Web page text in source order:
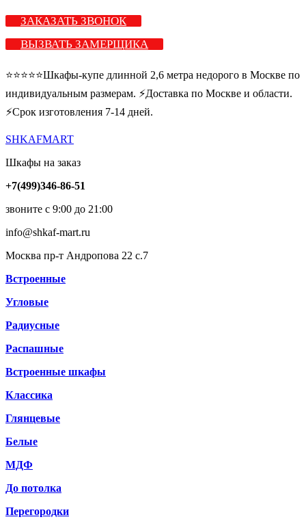
ЗАКАЗАТЬ ЗВОНОК
ВЫЗВАТЬ ЗАМЕРЩИКА
⭐️⭐️⭐️⭐️⭐️Шкафы-купе длинной 2,6 метра недорого в Москве по
индивидуальным размерам. ⚡️Доставка по Москве и области.
⚡️Срок изготовления 7-14 дней.
SHKAFMART
Шкафы на заказ
+7(499)346-86-51
звоните с 9:00 до 21:00
info@shkaf-mart.ru
Москва пр-т Андропова 22 с.7
Встроенные
Угловые
Радиусные
Распашные
Встроенные шкафы
Классика
Глянцевые
Белые
МДФ
До потолка
Перегородки